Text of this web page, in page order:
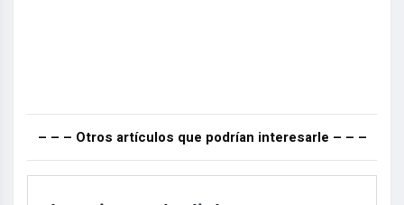
– – – Otros artículos que podrían interesarle – – –